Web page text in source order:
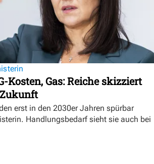
Kosten, Gas: Reiche skizziert
erst in den 2030er Jahren spürbar
Handlungsbedarf sieht sie auch bei